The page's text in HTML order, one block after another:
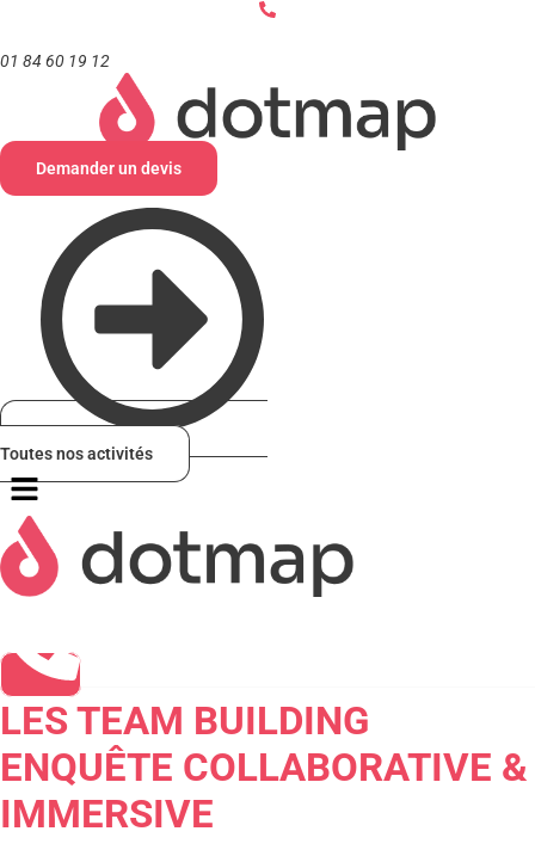
contenu
01 84 60 19 12
Demander un devis
Toutes nos activités
LES TEAM BUILDING
ENQUÊTE COLLABORATIVE &
IMMERSIVE